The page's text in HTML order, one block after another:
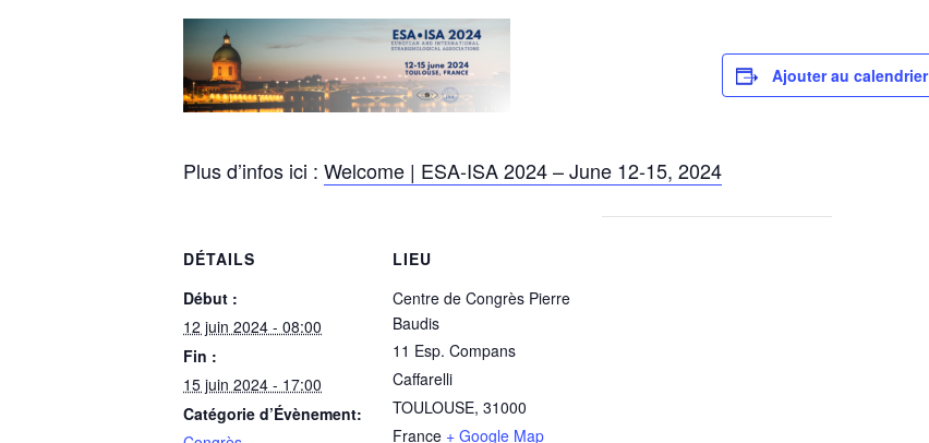
Plus d’infos ici : Welcome | ESA-ISA 2024 – June 12-15, 2024
Ajouter au calendrier
DÉTAILS
Début :
12 juin 2024 - 08:00
Fin :
15 juin 2024 - 17:00
Catégorie d’Évènement:
LIEU
Centre de Congrès Pierre
Baudis
11 Esp. Compans
Caffarelli
TOULOUSE, 31000
France + Google Map